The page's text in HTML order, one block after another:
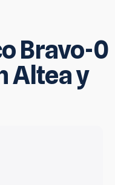
Bravo-0
Altea y